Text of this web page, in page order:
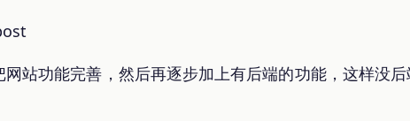
站功能完善，然后再逐步加上有后端的功能，这样没